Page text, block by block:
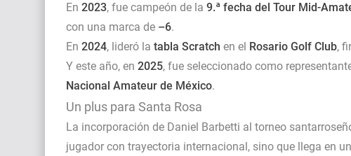
En 2023, fue campeón de la 9.ª fecha del Tour Mid-
con una marca de –6.
En 2024, lideró la tabla Scratch en el Rosario Golf Club,
Y este año, en 2025, fue seleccionado como
Nacional Amateur de México.
Un plus para Santa Rosa
La incorporación de Daniel Barbetti al torneo
jugador con trayectoria internacional, sino que llega en